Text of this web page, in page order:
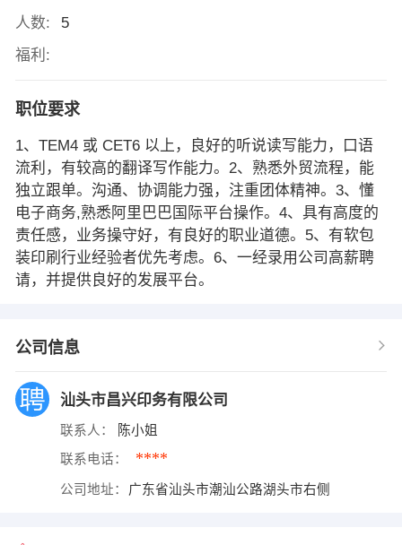
人数:
5
福利:
职位要求
1、TEM4 或 CET6 以上，良好的听说读写能力，口语
流利，有较高的翻译写作能力。2、熟悉外贸流程，能
独立跟单。沟通、协调能力强，注重团体精神。3、懂
电子商务,熟悉阿里巴巴国际平台操作。4、具有高度的
责任感，业务操守好，有良好的职业道德。5、有软包
装印刷行业经验者优先考虑。6、一经录用公司高薪聘
请，并提供良好的发展平台。
公司信息
汕头市昌兴印务有限公司
联系人： 陈小姐
联系电话： ****
公司地址： 广东省汕头市潮汕公路湖头市右侧